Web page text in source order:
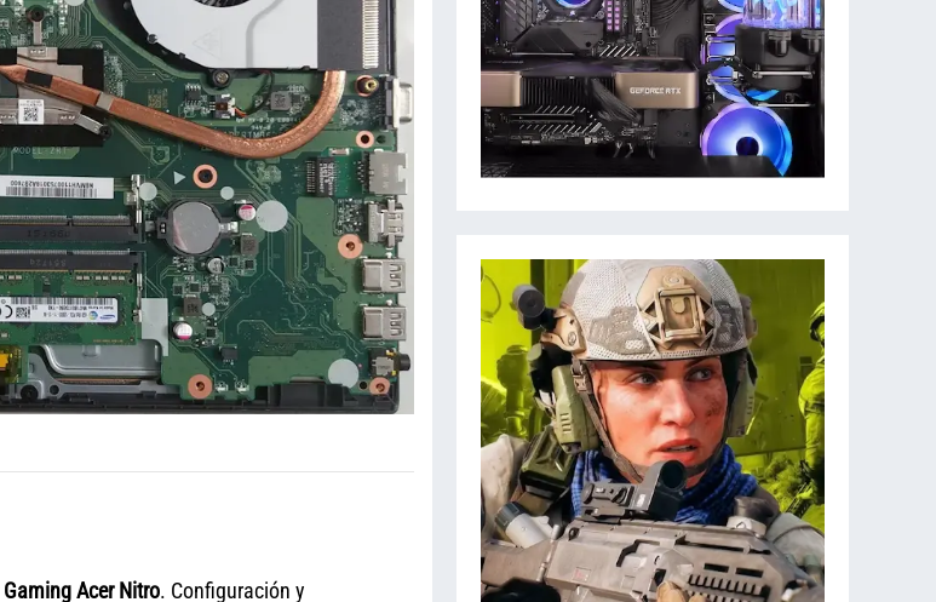
Gaming Acer Nitro. Configuración y